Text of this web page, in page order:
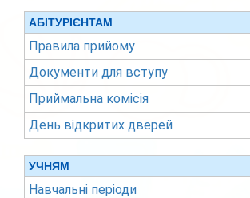
АБІТУРІЄНТАМ
Правила прийому
Документи для вступу
Приймальна комісія
День відкритих дверей
УЧНЯМ
Навчальні періоди